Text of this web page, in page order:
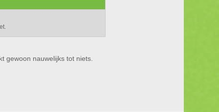
gewoon nauwelijks tot niets.